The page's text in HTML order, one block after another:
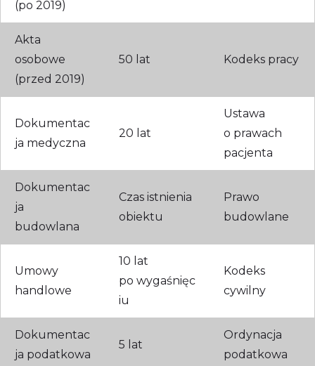
(po 2019)
Akta
osobowe
(przed 2019)
50 lat Kodeks pracy
Dokumentac
ja medyczna
20 lat
Ustawa
o prawach
pacjenta
Dokumentac
ja
budowlana
Czas istnienia
obiektu
Prawo
budowlane
Umowy
handlowe
10 lat
po wygaśnięc
iu
Kodeks
cywilny
Dokumentac
ja podatkowa
5 lat
Ordynacja
podatkowa